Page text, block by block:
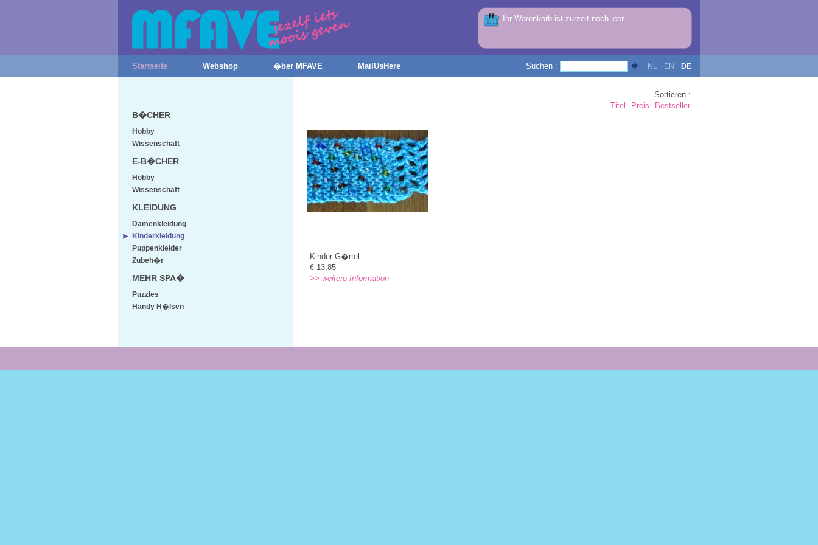
Ihr Warenkorb ist zurzeit noch leer
Startseite Webshop �ber MFAVE MailUsHere NL EN DE
Suchen :
Sortieren :
Titel
Preis Bestseller
Kinder-G�rtel
€ 13,85
>> weitere Information
B�CHER
Hobby
Wissenschaft
E-B�CHER
Hobby
Wissenschaft
KLEIDUNG
Damenkleidung
Kinderkleidung
Puppenkleider
Zubeh�r
MEHR SPA�
Puzzles
Handy H�lsen